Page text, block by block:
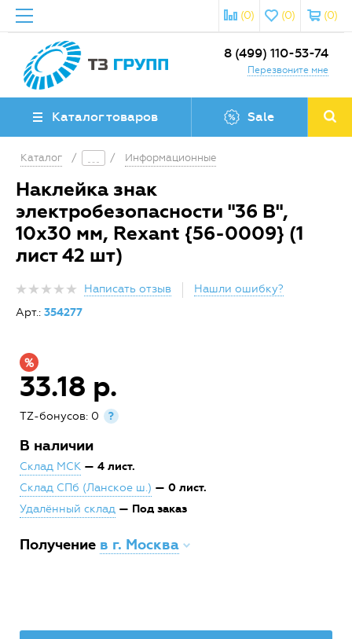
(0)
(0)
(0)
8 (499) 110-53-74
Перезвоните мне
Каталог товаров Sale
Каталог / / Информационные
Наклейка знак
электробезопасности "36 В",
10х30 мм, Rexant {56-0009} (1
лист 42 шт)
Написать отзыв
Нашли ошибку?
Арт.: 354277
33.18 р.
TZ-бонусов: 0 ?
В наличии
Склад МСК — 4 лист.
Склад СПб (Ланское ш.) — 0 лист.
Удалённый склад — Под заказ
Получение в г. Москва